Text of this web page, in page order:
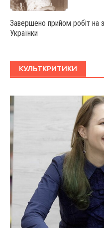
Завершено прийом робіт на
Українки
КУЛЬТКРИТИКИ